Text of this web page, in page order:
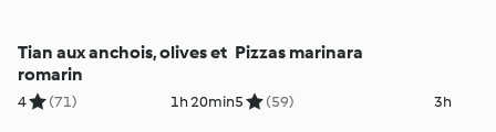
Tian aux anchois, olives et
romarin
4 (71) 1h 20min
Pizzas marinara
5 (59) 3h